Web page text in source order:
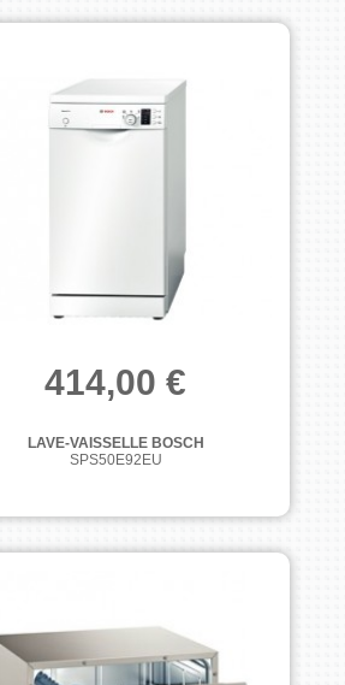
414,00 €
LAVE-VAISSELLE BOSCH
SPS50E92EU